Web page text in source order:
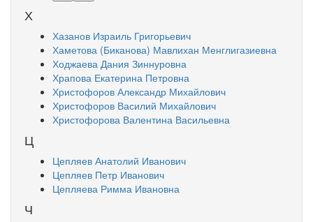
Х
Хазанов Израиль Григорьевич
Хаметова (Биканова) Мавлихан Менглигазиевна
Ходжаева Дания Зиннуровна
Храпова Екатерина Петровна
Христофоров Александр Михайлович
Христофоров Василий Михайлович
Христофорова Валентина Васильевна
Ц
Цепляев Анатолий Иванович
Цепляев Петр Иванович
Цепляева Римма Ивановна
Ч